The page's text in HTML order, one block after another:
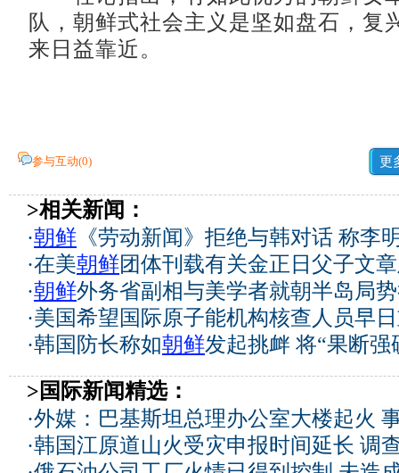
队，朝鲜式社会主义是坚如盘石，复
来日益靠近。
参与互动(0) 更
>相关新闻：
·朝鲜 《劳动新闻》拒绝与韩对话 称李
·在美朝鲜团体刊载有关金正日父子文
·朝鲜外务省副相与美学者就朝半岛局
·美国希望国际原子能机构核查人员早
·韩国防长称如朝鲜发起挑衅 将“果断强
>国际新闻精选：
·外媒：巴基斯坦总理办公室大楼起火
·韩国江原道山火受灾申报时间延长 调